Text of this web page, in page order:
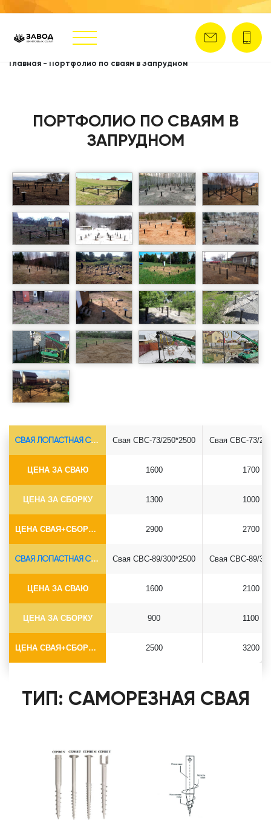
Главная - Портфолио по сваям в Запрудном
ПОРТФОЛИО ПО СВАЯМ В
ЗАПРУДНОМ
СВАЯ ЛОПАСТНАЯ СВС-Ø73*5.5
ЦЕНА ЗА СВАЮ
ЦЕНА ЗА СБОРКУ
ЦЕНА СВАЯ+СБОРКА (БЕЗ ОГОЛОВКА)
Свая СВС-73/250*2500
1600
1300
2900
Свая СВС-73/
1700
1000
2700
СВАЯ ЛОПАСТНАЯ СВС-Ø89*6.5
ЦЕНА ЗА СВАЮ
ЦЕНА ЗА СБОРКУ
ЦЕНА СВАЯ+СБОРКА (БЕЗ ОГОЛОВКА)
Свая СВС-89/300*2500
1600
900
2500
Свая СВС-89/
2100
1100
3200
ТИП: САМОРЕЗНАЯ СВАЯ